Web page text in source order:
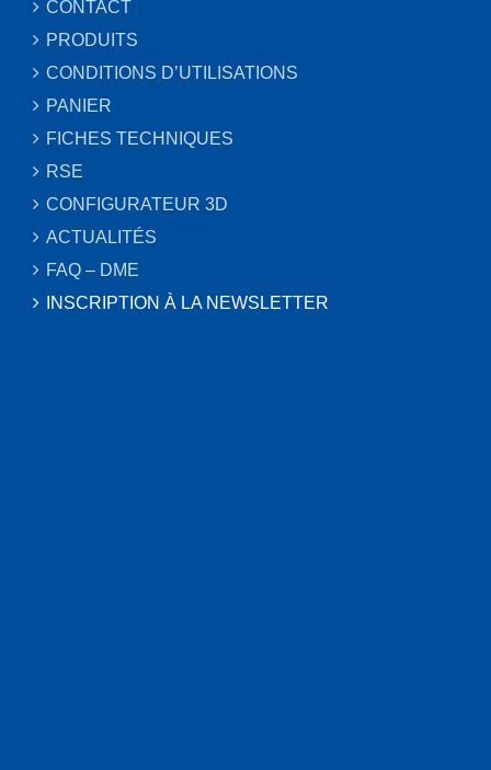
CONTACT
PRODUITS
CONDITIONS D’UTILISATIONS
PANIER
FICHES TECHNIQUES
RSE
CONFIGURATEUR 3D
ACTUALITÉS
FAQ – DME
INSCRIPTION À LA NEWSLETTER